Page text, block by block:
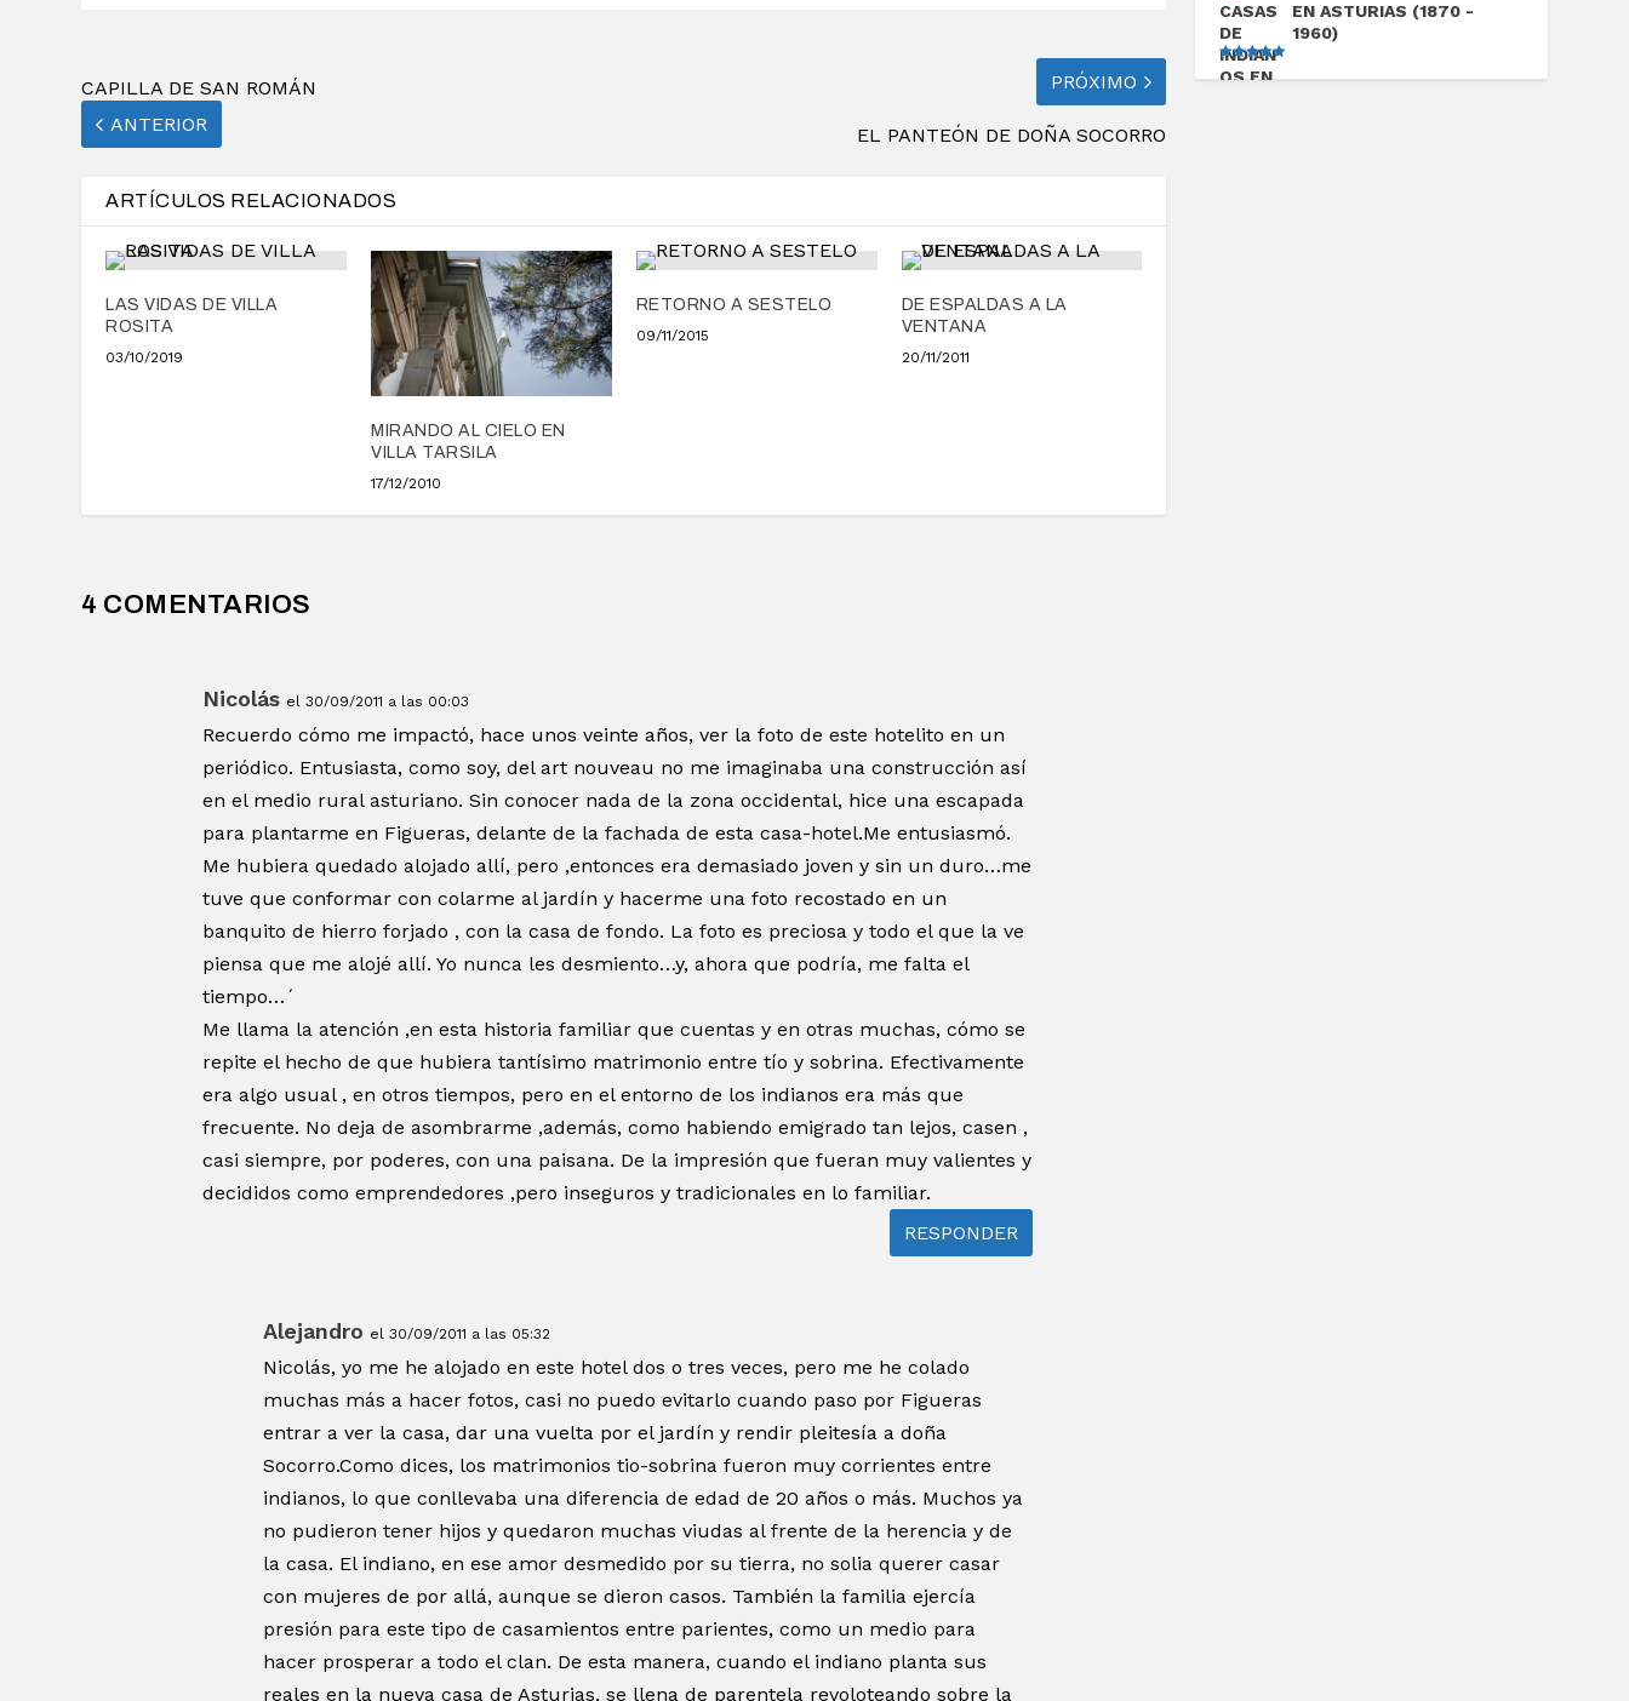
CAPILLA DE SAN ROMÁN
ANTERIOR
PRÓXIMO
EL PANTEÓN DE DOÑA SOCORRO
ARTÍCULOS RELACIONADOS
LAS VIDAS DE VILLA
ROSITA
03/10/2019
MIRANDO AL CIELO EN
VILLA TARSILA
17/12/2010
RETORNO A SESTELO
09/11/2015
DE ESPALDAS A LA
VENTANA
20/11/2011
4 COMENTARIOS
Nicolás el 30/09/2011 a las 00:03
Recuerdo cómo me impactó, hace unos veinte años, ver la foto de este hotelito en un
periódico. Entusiasta, como soy, del art nouveau no me imaginaba una construcción así
en el medio rural asturiano. Sin conocer nada de la zona occidental, hice una escapada
para plantarme en Figueras, delante de la fachada de esta casa-hotel.Me entusiasmó.
Me hubiera quedado alojado allí, pero ,entonces era demasiado joven y sin un duro…me
tuve que conformar con colarme al jardín y hacerme una foto recostado en un
banquito de hierro forjado , con la casa de fondo. La foto es preciosa y todo el que la ve
piensa que me alojé allí. Yo nunca les desmiento…y, ahora que podría, me falta el
tiempo…´
Me llama la atención ,en esta historia familiar que cuentas y en otras muchas, cómo se
repite el hecho de que hubiera tantísimo matrimonio entre tío y sobrina. Efectivamente
era algo usual , en otros tiempos, pero en el entorno de los indianos era más que
frecuente. No deja de asombrarme ,además, como habiendo emigrado tan lejos, casen ,
casi siempre, por poderes, con una paisana. De la impresión que fueran muy valientes y
decididos como emprendedores ,pero inseguros y tradicionales en lo familiar.
RESPONDER
Alejandro el 30/09/2011 a las 05:32
Nicolás, yo me he alojado en este hotel dos o tres veces, pero me he colado
muchas más a hacer fotos, casi no puedo evitarlo cuando paso por Figueras
entrar a ver la casa, dar una vuelta por el jardín y rendir pleitesía a doña
Socorro.Como dices, los matrimonios tio-sobrina fueron muy corrientes entre
indianos, lo que conllevaba una diferencia de edad de 20 años o más. Muchos ya
no pudieron tener hijos y quedaron muchas viudas al frente de la herencia y de
la casa. El indiano, en ese amor desmedido por su tierra, no solia querer casar
con mujeres de por allá, aunque se dieron casos. También la familia ejercía
presión para este tipo de casamientos entre parientes, como un medio para
hacer prosperar a todo el clan. De esta manera, cuando el indiano planta sus
reales en la nueva casa de Asturias, se llena de parentela revoloteando sobre la
EN ASTURIAS (1870 -
1960)
Valorado